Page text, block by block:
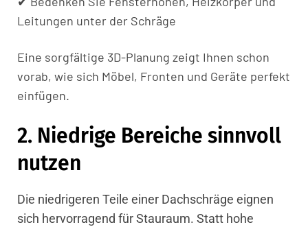
Leitungen unter der Schräge
Eine sorgfältige 3D-Planung zeigt Ihnen schon
vorab, wie sich Möbel, Fronten und Geräte perfekt
einfügen.
2. Niedrige Bereiche sinnvoll
nutzen
Die niedrigeren Teile einer Dachschräge eignen
sich hervorragend fürStauraum. Statt hohe